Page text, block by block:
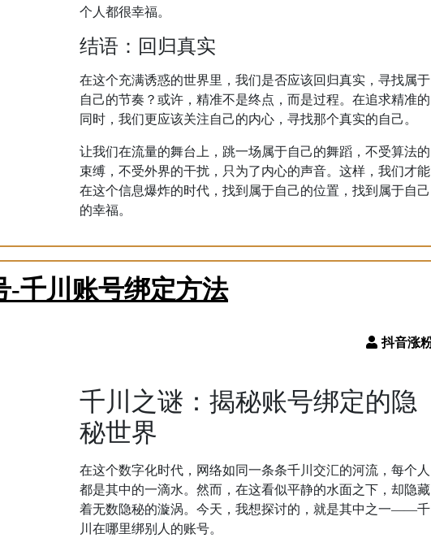
个人都很幸福。
结语：回归真实
在这个充满诱惑的世界里，我们是否应该回归真实，寻找属于
自己的节奏？或许，精准不是终点，而是过程。在追求精准的
同时，我们更应该关注自己的内心，寻找那个真实的自己。
让我们在流量的舞台上，跳一场属于自己的舞蹈，不受算法的
束缚，不受外界的干扰，只为了内心的声音。这样，我们才能
在这个信息爆炸的时代，找到属于自己的位置，找到属于自己
的幸福。
-千川账号绑定方法
千川之谜：揭秘账号绑定的隐
秘世界
在这个数字化时代，网络如同一条条千川交汇的河流，每个人
都是其中的一滴水。然而，在这看似平静的水面之下，却隐藏
着无数隐秘的漩涡。今天，我想探讨的，就是其中之一——千
川在哪里绑别人的账号。